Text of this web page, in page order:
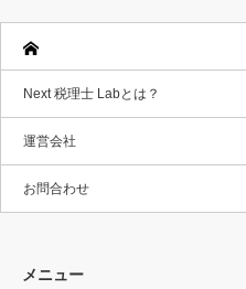
Next 税理士 Labとは？
運営会社
お問合わせ
メニュー